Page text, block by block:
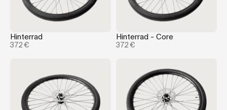
Hinterrad
372 €
Hinterrad - Core
372 €